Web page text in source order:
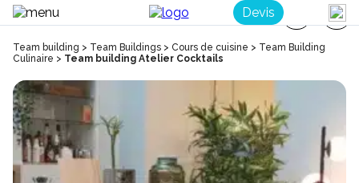
Devis
Team building > Team Buildings > Cours de cuisine > Team Building
Culinaire > Team building Atelier Cocktails